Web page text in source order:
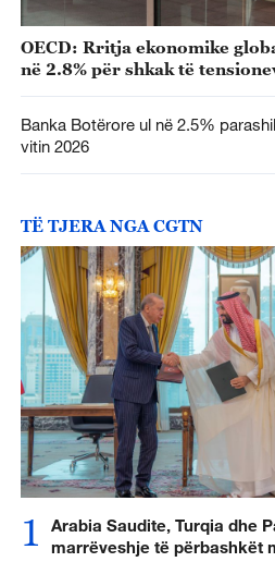
OECD: Rritja ekonomike
në 2.8% për shkak të
Banka Botërore ul në 2.5%
vitin 2026
TË TJERA NGA CGTN
1
Arabia Saudite, Turqia dhe
marrëveshje të përbashkët